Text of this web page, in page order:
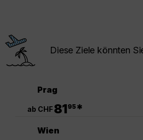
Diese Ziele könnten
Prag
ab CHF8195*
Wien